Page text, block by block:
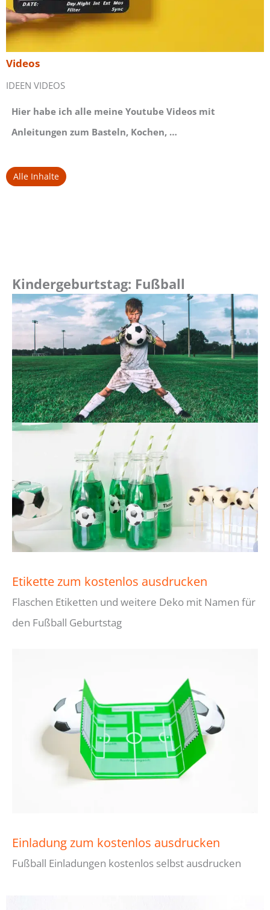
Videos
IDEEN VIDEOS
Hier habe ich alle meine Youtube Videos mit
Anleitungen zum Basteln, Kochen, …
Alle Inhalte
Kindergeburtstag: Fußball
Etikette zum kostenlos ausdrucken
Flaschen Etiketten und weitere Deko mit Namen für
den Fußball Geburtstag
Einladung zum kostenlos ausdrucken
Fußball Einladungen kostenlos selbst ausdrucken